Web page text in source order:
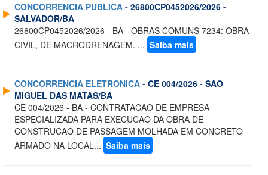
CONCORRENCIA PUBLICA - 26800CP0452026/2026 -
SALVADOR/BA
26800CP0452026/2026 - BA - OBRAS COMUNS 7234: OBRA
CIVIL, DE MACRODRENAGEM. ... Saiba mais
CONCORRENCIA ELETRONICA - CE 004/2026 - SAO
MIGUEL DAS MATAS/BA
CE 004/2026 - BA - CONTRATACAO DE EMPRESA
ESPECIALIZADA PARA EXECUCAO DA OBRA DE
CONSTRUCAO DE PASSAGEM MOLHADA EM CONCRETO
ARMADO NA LOCAL... Saiba mais